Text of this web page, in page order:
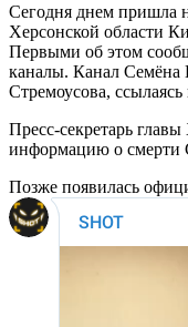
Сегодня днем пришла
Херсонской области
Первыми об этом
каналы. Канал Семёна
Стремоусова,
Пресс-секретарь
информацию о смерти
Позже появилась